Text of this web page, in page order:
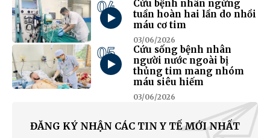
04
Cứu bệnh nhân ngừng
tuần hoàn hai lần do nhồi
máu cơ tim
03/06/2026
05
Cứu sống bệnh nhân
người nước ngoài bị
thủng tim mang nhóm
máu siêu hiếm
03/06/2026
ĐĂNG KÝ NHẬN CÁC TIN Y TẾ MỚI NHẤT